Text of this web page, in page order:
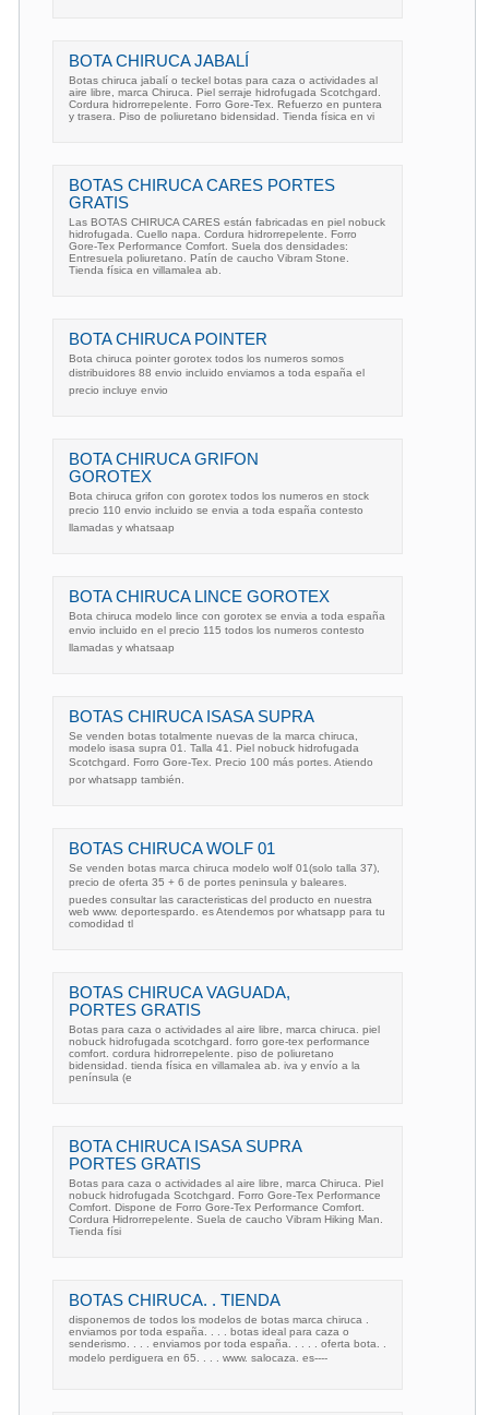
BOTA CHIRUCA JABALÍ
Botas chiruca jabalí o teckel botas para caza o actividades al
aire libre, marca Chiruca. Piel serraje hidrofugada Scotchgard.
Cordura hidrorrepelente. Forro Gore-Tex. Refuerzo en puntera
y trasera. Piso de poliuretano bidensidad. Tienda física en vi
BOTAS CHIRUCA CARES PORTES
GRATIS
Las BOTAS CHIRUCA CARES están fabricadas en piel nobuck
hidrofugada. Cuello napa. Cordura hidrorrepelente. Forro
Gore-Tex Performance Comfort. Suela dos densidades:
Entresuela poliuretano. Patín de caucho Vibram Stone.
Tienda física en villamalea ab.
BOTA CHIRUCA POINTER
Bota chiruca pointer gorotex todos los numeros somos
distribuidores 88 envio incluido enviamos a toda españa el
precio incluye envio
BOTA CHIRUCA GRIFON
GOROTEX
Bota chiruca grifon con gorotex todos los numeros en stock
precio 110 envio incluido se envia a toda españa contesto
llamadas y whatsaap
BOTA CHIRUCA LINCE GOROTEX
Bota chiruca modelo lince con gorotex se envia a toda españa
envio incluido en el precio 115 todos los numeros contesto
llamadas y whatsaap
BOTAS CHIRUCA ISASA SUPRA
Se venden botas totalmente nuevas de la marca chiruca,
modelo isasa supra 01. Talla 41. Piel nobuck hidrofugada
Scotchgard. Forro Gore-Tex. Precio 100 más portes. Atiendo
por whatsapp también.
BOTAS CHIRUCA WOLF 01
Se venden botas marca chiruca modelo wolf 01(solo talla 37),
precio de oferta 35 + 6 de portes peninsula y baleares.
puedes consultar las caracteristicas del producto en nuestra
web www. deportespardo. es Atendemos por whatsapp para tu
comodidad tl
BOTAS CHIRUCA VAGUADA,
PORTES GRATIS
Botas para caza o actividades al aire libre, marca chiruca. piel
nobuck hidrofugada scotchgard. forro gore-tex performance
comfort. cordura hidrorrepelente. piso de poliuretano
bidensidad. tienda física en villamalea ab. iva y envío a la
península (e
BOTA CHIRUCA ISASA SUPRA
PORTES GRATIS
Botas para caza o actividades al aire libre, marca Chiruca. Piel
nobuck hidrofugada Scotchgard. Forro Gore-Tex Performance
Comfort. Dispone de Forro Gore-Tex Performance Comfort.
Cordura Hidrorrepelente. Suela de caucho Vibram Hiking Man.
Tienda físi
BOTAS CHIRUCA. . TIENDA
disponemos de todos los modelos de botas marca chiruca .
enviamos por toda españa. . . . botas ideal para caza o
senderismo. . . . enviamos por toda españa. . . . . oferta bota. .
modelo perdiguera en 65. . . . www. salocaza. es----